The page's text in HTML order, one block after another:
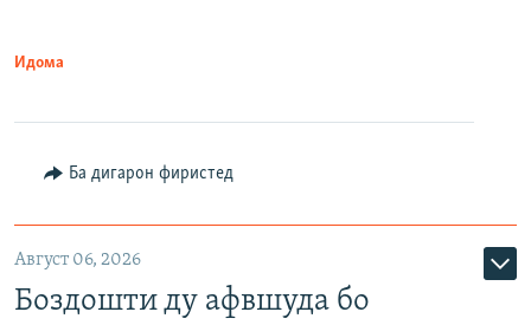
Идома
Ба дигарон фиристед
Август 06, 2026
Боздошти ду афвшуда бо